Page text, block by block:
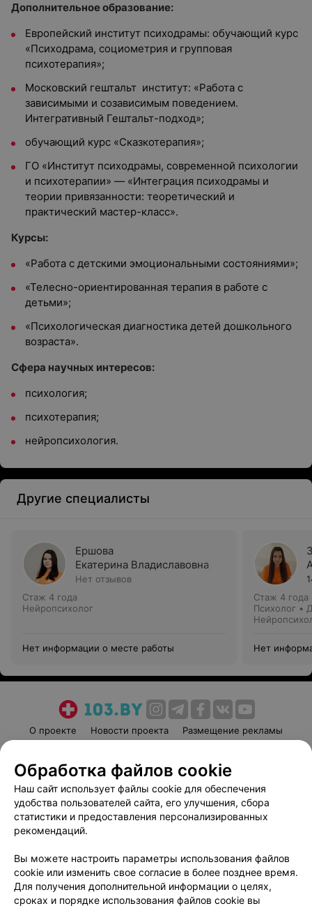
Дополнительное образование:
Европейский институт психодрамы: обучающий курс
«Психодрама, социометрия и групповая
психотерапия»;
Московский гештальт институт: «Работа с
зависимыми и созависимым поведением.
Интегративный Гештальт-подход»;
обучающий курс «Сказкотерапия»;
ГО «Институт психодрамы, современной психологии
и психотерапии» — «Интеграция психодрамы и
теории привязанности: теоретический и
практический мастер-класс».
Курсы:
«Работа с детскими эмоциональными состояниями»;
«Телесно-ориентированная терапия в работе с
детьми»;
«Психологическая диагностика детей дошкольного
возраста».
Сфера научных интересов:
психология;
психотерапия;
нейропсихология.
Другие специалисты
Ершова
Екатерина Владиславовна
Нет отзывов
Стаж 4 года
Нейропсихолог
Нет информации о месте работы
Стаж 4 года
Психолог •
Нет
О проекте Новости проекта
Размещение рекламы
Пользовательское соглашение
Способы оплаты
Вакансии
Партнеры
Написать руководителю 103.by
Обработка персональных данных
Обработка файлов cookie
Наш сайт использует файлы cookie для обеспечения
удобства пользователей сайта, его улучшения, сбора
статистики и предоставления персонализированных
рекомендаций.
Вы можете настроить параметры использования файлов
cookie или изменить свое согласие в более позднее время.
Для получения дополнительной информации о целях,
сроках и порядке использования файлов cookie вы